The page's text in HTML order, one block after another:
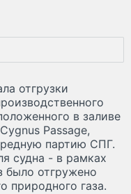
отгрузки
в заливе
Passage,
партию СПГ.
судна - в рамках
было отгружено
природного газа.